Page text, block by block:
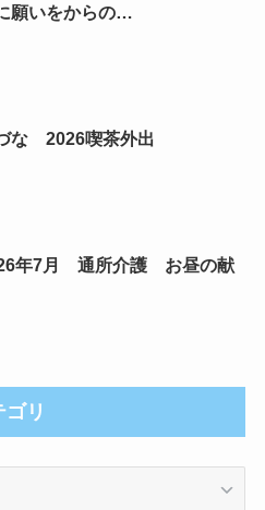
願いをからの…
な 2026喫茶外出
年7月 通所介護 お昼の献
リ